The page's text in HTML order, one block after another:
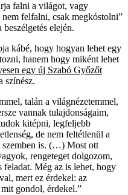
falni a világot, vagy
felfalni, csak megkóstolni”
elején.
kábé, hogy hogyan lehet egy
hanem hogy miként lehet
egy új Szabó Győzőt
színész.
talán a világnézetemmel,
vannak tulajdonságaim,
kitépni, legfeljebb
de nem feltétlenül a
szemben is. (…) Most ott
rengeteget dolgozom,
feladat. Még az is lehet, hogy
mert ez érdekel: az
gondol, érdekel.”